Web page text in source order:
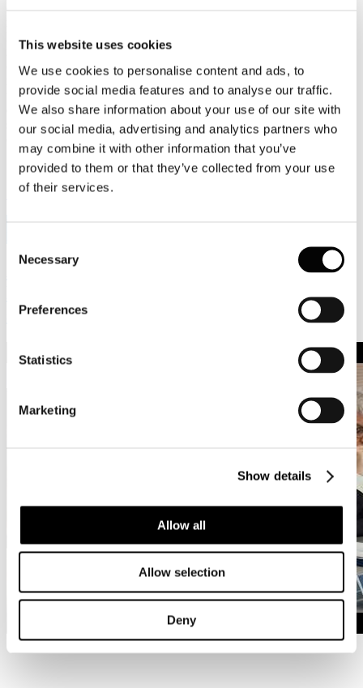
This website uses cookies
We use cookies to personalise content and ads, to
provide social media features and to analyse our traffic.
We also share information about your use of our site with
our social media, advertising and analytics partners who
may combine it with other information that you’ve
provided to them or that they’ve collected from your use
of their services.
Selection
Necessary
Preferences
Statistics
Marketing
Show details
Allow all
Allow selection
Deny
Lorenzo Poli. «Per raggiungere gli obiettivi europei è però
indispensabile che la revisione dell'ETS sia accompagnata da misure
che rafforzino la competitività del sistema industriale. Servono
regole coerenti con la realtà economica e tecnologica, in grado di
favorire gli investimenti senza accelerare il processo di
delocalizzazione produttiva. La transizione sarà davvero efficace
solo se riuscirà a mantenere in Europa produzione, occupazione e
capacità di innovazione.»
Leggi di più
Assemblea Assocarta 2026: l'intervista al
Presidente di Assocarta Lorenzo Poli
sull'andamento 2025-2026